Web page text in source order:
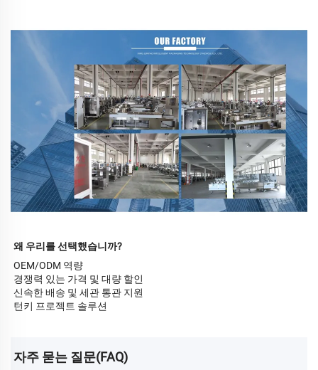
왜 우리를 선택했습니까?
OEM/ODM 역량
경쟁력 있는 가격 및 대량 할인
신속한 배송 및 세관 통관 지원
턴키 프로젝트 솔루션
자주 묻는 질문(FAQ)